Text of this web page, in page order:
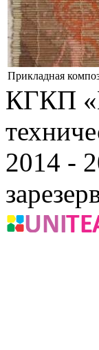
Прикладная
КГКП
2014 -